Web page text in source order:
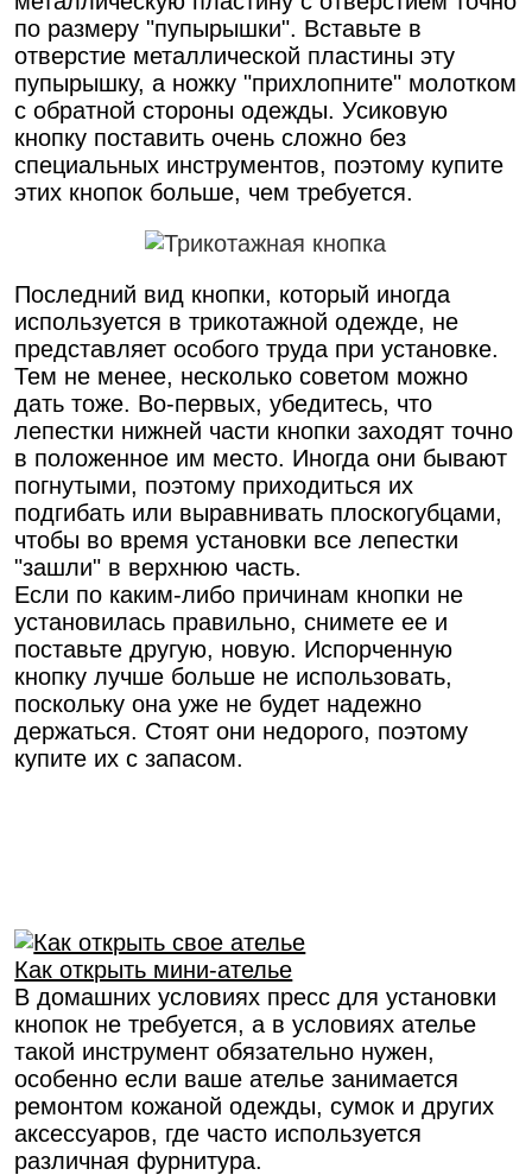
по размеру "пупырышки". Вставьте в
отверстие металлической пластины эту
пупырышку, а ножку "прихлопните" молотком
с обратной стороны одежды. Усиковую
кнопку поставить очень сложно без
специальных инструментов, поэтому купите
этих кнопок больше, чем требуется.
Последний вид кнопки, который иногда
используется в трикотажной одежде, не
представляет особого труда при установке.
Тем не менее, несколько советом можно
дать тоже. Во-первых, убедитесь, что
лепестки нижней части кнопки заходят точно
в положенное им место. Иногда они бывают
погнутыми, поэтому приходиться их
подгибать или выравнивать плоскогубцами,
чтобы во время установки все лепестки
"зашли" в верхнюю часть.
Если по каким-либо причинам кнопки не
установилась правильно, снимете ее и
поставьте другую, новую. Испорченную
кнопку лучше больше не использовать,
поскольку она уже не будет надежно
держаться. Стоят они недорого, поэтому
купите их с запасом.
Как открыть мини-ателье
В домашних условиях пресс для установки
кнопок не требуется, а в условиях ателье
такой инструмент обязательно нужен,
особенно если ваше ателье занимается
ремонтом кожаной одежды, сумок и других
аксессуаров, где часто используется
различная фурнитура.